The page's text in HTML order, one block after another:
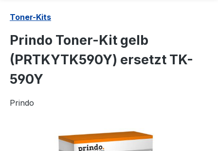
Toner-Kits
Prindo Toner-Kit gelb
(PRTKYTK590Y) ersetzt TK-
590Y
Prindo
Bildergalerie überspringen